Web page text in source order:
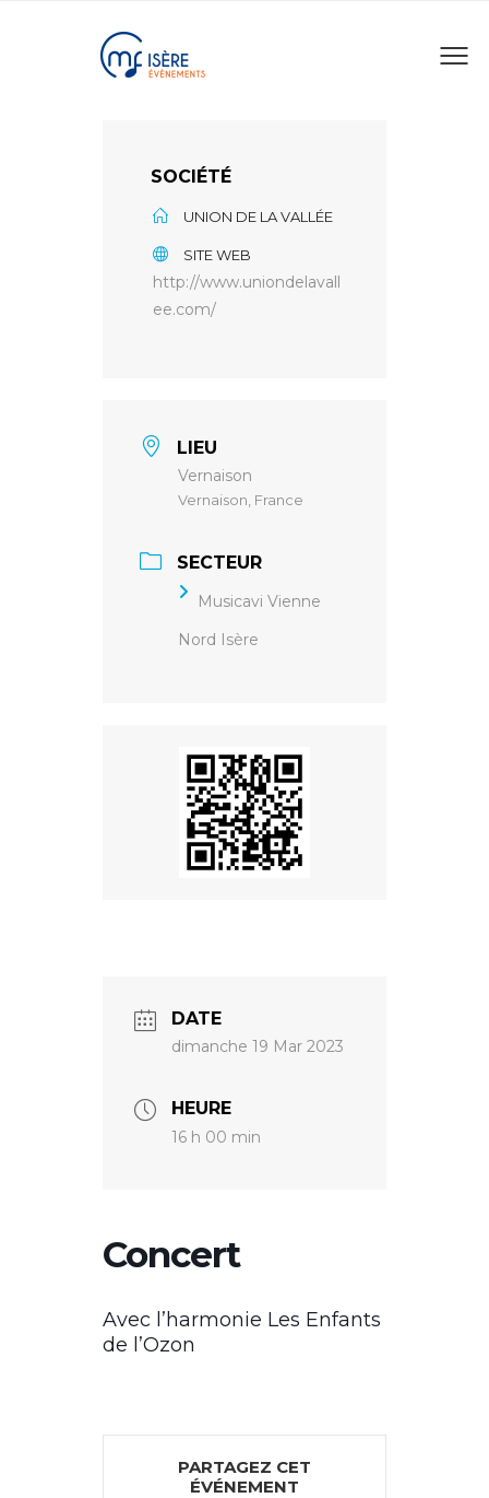
SOCIÉTÉ
UNION DE LA VALLÉE
SITE WEB
http://www.uniondelavall
ee.com/
LIEU
Vernaison
Vernaison, France
SECTEUR
Musicavi Vienne
Nord Isère
DATE
dimanche 19 Mar 2023
HEURE
16 h 00 min
Concert
Avec l’harmonie Les Enfants
de l’Ozon
PARTAGEZ CET
ÉVÉNEMENT